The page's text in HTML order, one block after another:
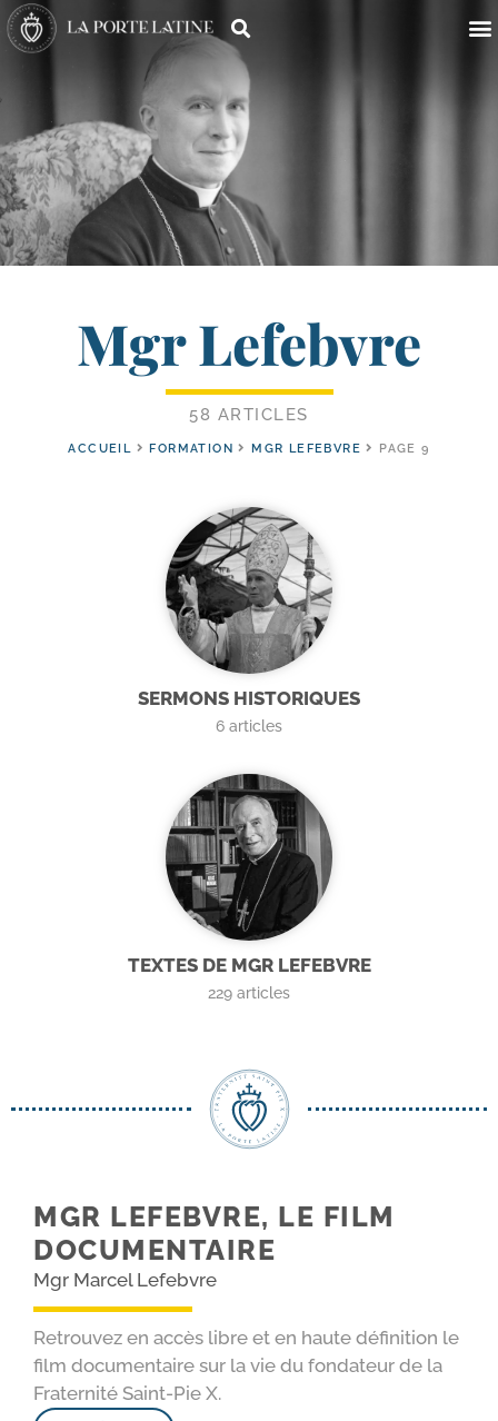
Mgr Lefebvre
58 ARTICLES
ACCUEIL FORMATION MGR LEFEBVRE PAGE 9
SERMONS HISTORIQUES
6 articles
TEXTES DE MGR LEFEBVRE
229 articles
MGR LEFEBVRE, LE FILM
DOCUMENTAIRE
Mgr Marcel Lefebvre
Retrouvez en accès libre et en haute définition le
film documentaire sur la vie du fondateur de la
Fraternité Saint-Pie X.